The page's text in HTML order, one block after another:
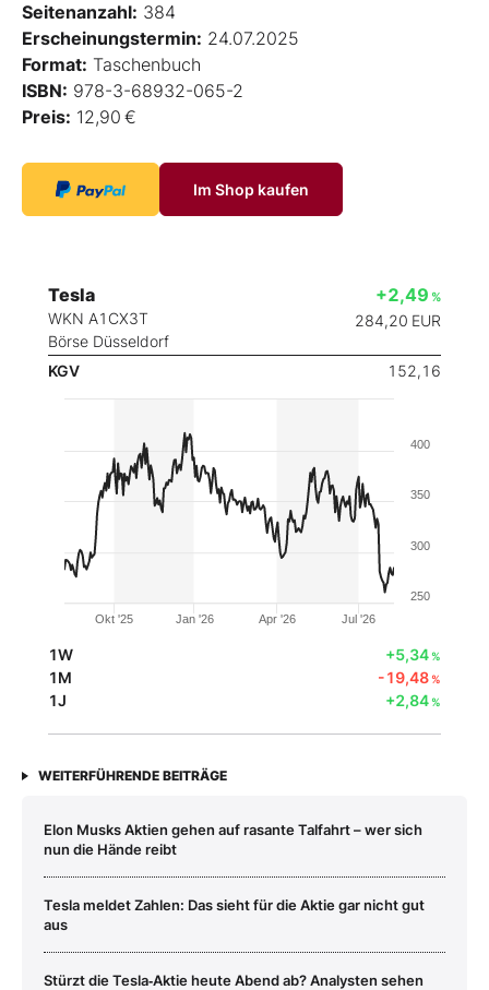
Seitenanzahl: 384
Erscheinungstermin: 24.07.2025
Format: Taschenbuch
ISBN: 978-3-68932-065-2
Preis: 12,90 €
Im Shop kaufen
Tesla
WKN A1CX3T
Börse Düsseldorf
+2,49 %
284,20 EUR
KGV 152,16
Okt '25 Jan '26 Apr '26 Jul '26
250
300
350
400
1W +5,34%
1M -19,48%
1J +2,84%
WEITERFÜHRENDE BEITRÄGE
Elon Musks Aktien gehen auf rasante Talfahrt – wer sich
nun die Hände reibt
Tesla meldet Zahlen: Das sieht für die Aktie gar nicht gut
aus
Stürzt die Tesla‑Aktie heute Abend ab? Analysten sehen